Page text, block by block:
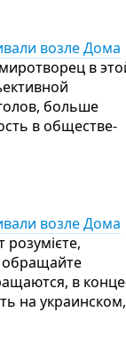
возле Дома
в
больше
в обществе-
возле Дома
розумієте,
обращайте
в
на украинском,